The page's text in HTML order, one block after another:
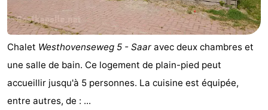
Chalet Westhovenseweg 5 - Saar avec deux chambres et
une salle de bain. Ce logement de plain-pied peut
accueillir jusqu'à 5 personnes. La cuisine est équipée,
entre autres, de : ...